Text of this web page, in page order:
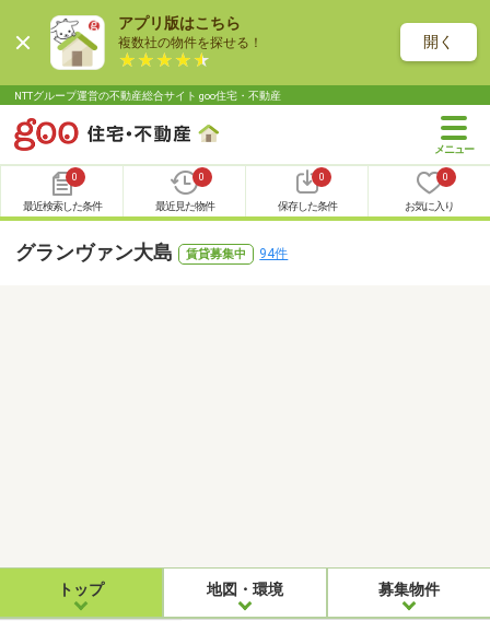
アプリ版はこちら
複数社の物件を探せる！ 開く
NTTグループ運営の不動産総合サイト goo住宅・不動産
0
最近検索した条件
0
最近見た物件
0
保存した条件
0
お気に入り
グランヴァン大島 賃貸募集中 94件
トップ 地図・環境 募集物件